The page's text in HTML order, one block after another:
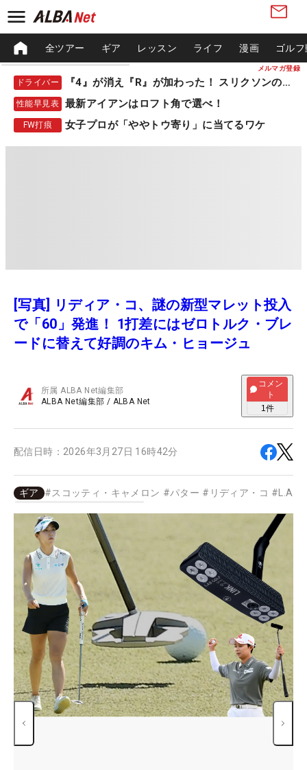
メルマガ登録
全ツアー ギア レッスン ライフ 漫画 ゴル
ドライバー 『4』が消え『R』が加わった！ スリクソンの新作
性能早見表 最新アイアンはロフト角で選べ！
FW打痕 女子プロが「ややトウ寄り」に当てるワケ
[写真] リディア・コ、謎の新型マレット投入
で「60」発進！ 1打差にはゼロトルク・ブレ
ードに替えて好調のキム・ヒョージュ
所属ALBA Net編集部
ALBA Net編集部 / ALBA Net
コメン
ト
1件
配信日時： 2026年3月27日 16時42分
ギア #スコッティ・キャメロン #パター # リディア・コ #